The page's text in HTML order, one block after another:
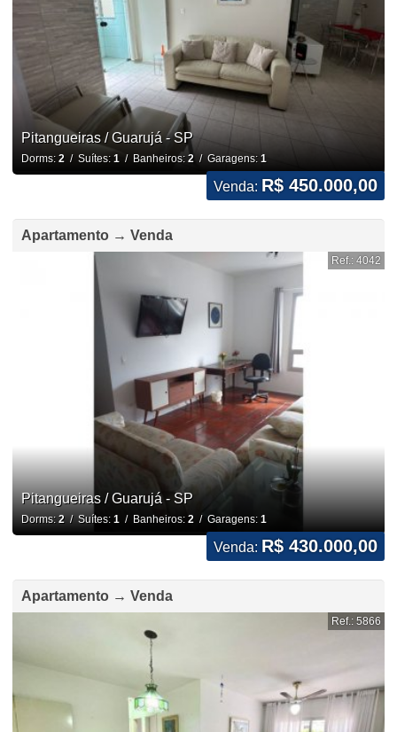
Pitangueiras / Guarujá - SP
Dorms: 2/ Suítes: 1/ Banheiros: 2/ Garagens: 1
Venda: R$ 450.000,00
Apartamento → Venda
Ref.: 4042
Pitangueiras / Guarujá - SP
Dorms: 2/ Suítes: 1/ Banheiros: 2/ Garagens: 1
Venda: R$ 430.000,00
Apartamento → Venda
Ref.: 5866